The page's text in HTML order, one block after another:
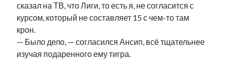
Отзывы и предложения по блогу:
anton.stalnuhhin@gmail.com
сказал на ТВ, что Лиги, то есть я, не согласится с
курсом, который не составляет 15 с чем-то там
крон.
— Было дело, — согласился Ансип, всё тщательнее
изучая подаренного ему тигра.